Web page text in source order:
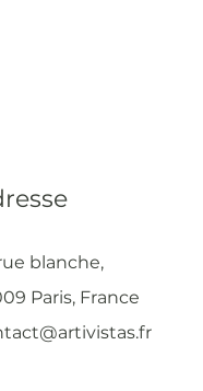
blanche,
Paris, France